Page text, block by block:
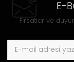
E-
Fırsatlar ve